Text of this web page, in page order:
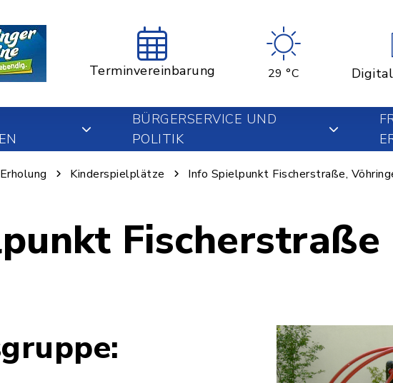
Terminvereinbarung 29 °C
BÜRGERSERVICE UND
POLITIK
Kinderspielplätze Info Spielpunkt Fischerstraße,
Fischerstraße